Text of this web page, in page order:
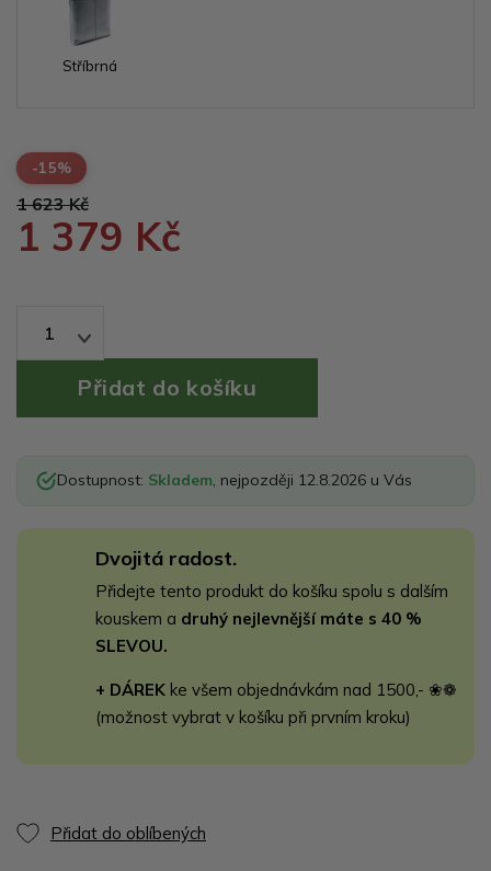
Stříbrná
-15%
1 623 Kč
1 379 Kč
1
Dostupnost: Skladem, nejpozději 12.8.2026 u Vás
Dvojitá radost.
Přidejte tento produkt do košíku spolu s dalším
kouskem a druhý nejlevnější máte s 40 %
SLEVOU.
+ DÁREK ke všem objednávkám nad 1500,- ❀❁
(možnost vybrat v košíku při prvním kroku)
Přidat do oblíbených